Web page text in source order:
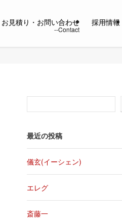
お見積り・お問い合わせ 採用情報
最近の投稿
儀玄(イーシェン)
エレグ
斎藤一